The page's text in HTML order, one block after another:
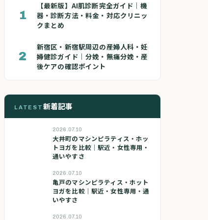
1
【最新版】AI肌診断完全ガイド｜機
器・診断方法・料金・対応クリニッ
クまとめ
2
新宿区・新宿駅周辺の産婦人科・妊
婦健診ガイド｜分娩・無痛分娩・産
後ケアの確認ポイント
LATEST 新着記事
2026.07.10
大井町のマシンピラティス・ホッ
トヨガを比較｜駅近・女性専用・
通いやすさ
2026.07.10
亀戸のマシンピラティス・ホット
ヨガを比較｜駅近・女性専用・通
いやすさ
2026.07.10